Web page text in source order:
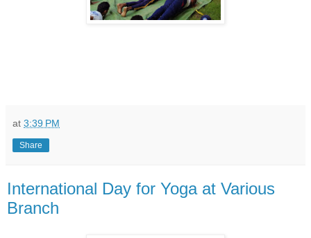
at 3:39 PM
Share
International Day for Yoga at Various
Branch